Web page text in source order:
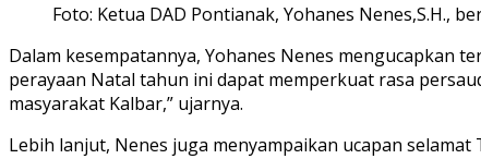
Foto: Ketua DAD Pontianak, Yohanes Nenes,S.H.,
Dalam kesempatannya, Yohanes Nenes mengucapkan
perayaan Natal tahun ini dapat memperkuat rasa
masyarakat Kalbar,” ujarnya.
Lebih lanjut, Nenes juga menyampaikan ucapan